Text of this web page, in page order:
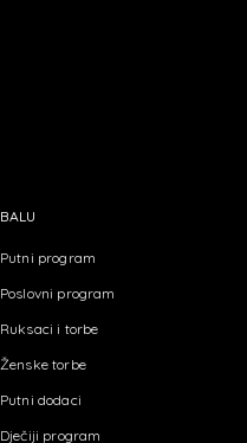
BALU
Putni program
Poslovni program
Ruksaci i torbe
Ženske torbe
Putni dodaci
Dječiji program